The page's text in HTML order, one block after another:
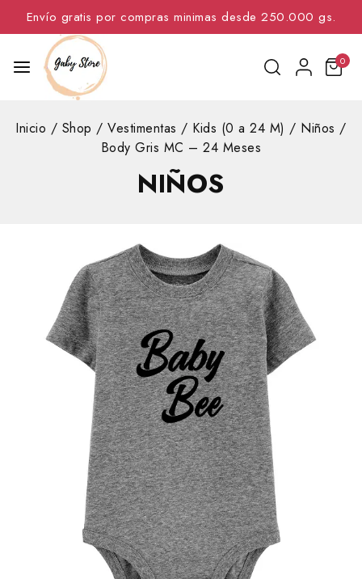
Envío gratis por compras minimas desde 250.000 gs.
0
Inicio / Shop / Vestimentas / Kids (0 a 24 M) / Niños /
Body Gris MC – 24 Meses
NIÑOS